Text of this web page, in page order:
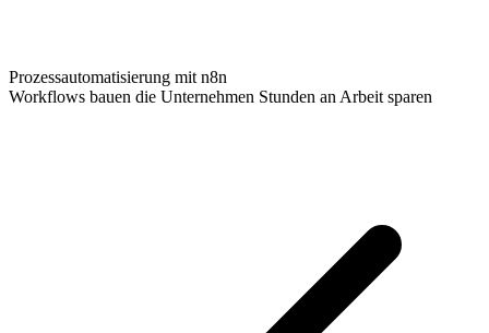
Prozessautomatisierung mit n8n
Workflows bauen die Unternehmen Stunden an Arbeit sparen